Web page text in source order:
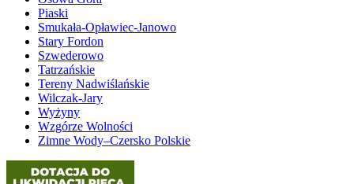
Piaski
Smukała-Opławiec-Janowo
Stary Fordon
Szwederowo
Tatrzańskie
Tereny Nadwiślańskie
Wilczak-Jary
Wyżyny
Wzgórze Wolności
Zimne Wody–Czersko Polskie